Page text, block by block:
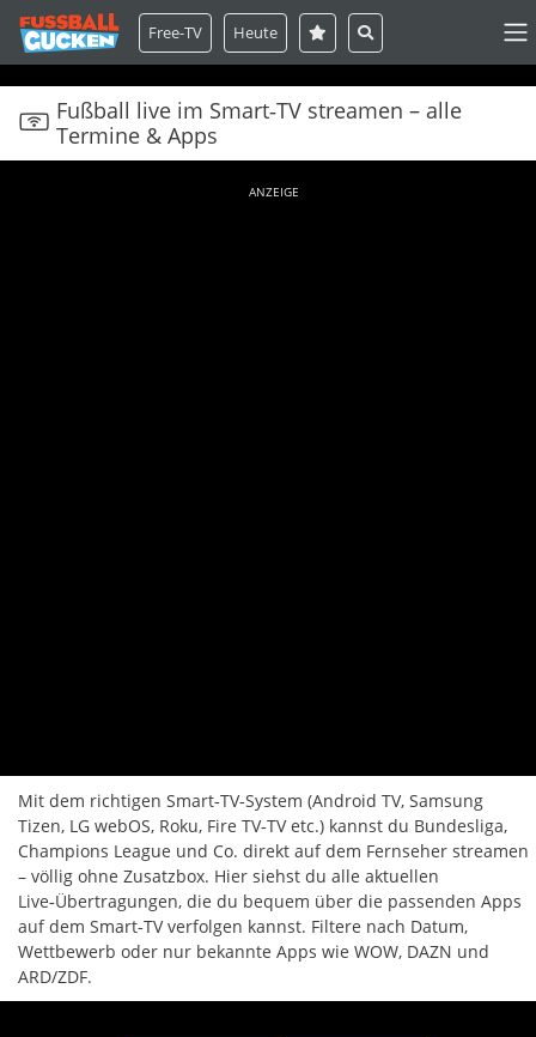
Free-TV Heute
Fußball live im Smart‑TV streamen – alle
Termine & Apps
Mit dem richtigen Smart‑TV‑System (Android TV, Samsung
Tizen, LG webOS, Roku, Fire TV‑TV etc.) kannst du Bundesliga,
Champions League und Co. direkt auf dem Fernseher streamen
– völlig ohne Zusatzbox. Hier siehst du alle aktuellen
Live‑Übertragungen, die du bequem über die passenden Apps
auf dem Smart‑TV verfolgen kannst. Filtere nach Datum,
Wettbewerb oder nur bekannte Apps wie WOW, DAZN und
ARD/ZDF.
ANZEIGE